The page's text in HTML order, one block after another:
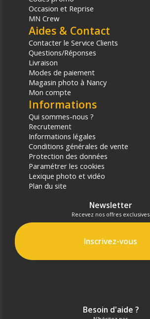
Occasion et Reprise
MN Crew
Aides & Contact
Contacter le Service Clients
Questions/Réponses
Livraison
Modes de paiement
Magasin photo à Nancy
Mon compte
Informations
Qui sommes-nous ?
Recrutement
Informations légales
Conditions générales de vente
Protection des données
Paramétrer les cookies
Lexique photo et vidéo
Plan du site
Newsletter
Recevez nos offres exclusives
Inscrivez-vous
Besoin d'aide ?